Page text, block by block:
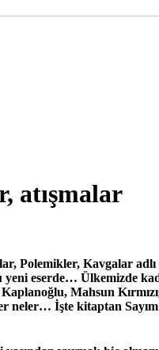
atışmalar
Polemikler, Kavgalar
yeni eserde… Ülkemizde
Mahsun
İşte kitaptan